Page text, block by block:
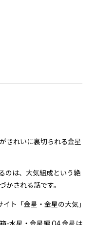
きれいに裏切られる金星
のは、大気組成という絶
かされる話です。
ト「金星・金星の大気」
-水星・金星編 Q4 金星は